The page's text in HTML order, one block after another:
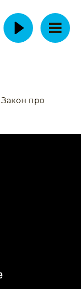
Закон про